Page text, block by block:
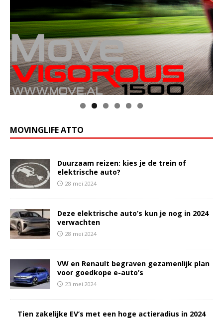
MOVINGLIFE ATTO
Duurzaam reizen: kies je de trein of
elektrische auto?
28 mei 2024
Deze elektrische auto’s kun je nog in 2024
verwachten
28 mei 2024
VW en Renault begraven gezamenlijk plan
voor goedkope e-auto’s
23 mei 2024
Tien zakelijke EV’s met een hoge actieradius in 2024